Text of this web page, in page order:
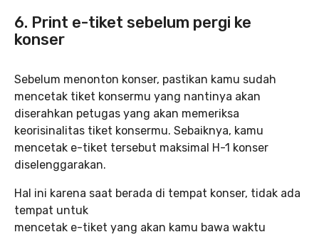
6. Print e-tiket sebelum pergi ke
konser
Sebelum menonton konser, pastikan kamu sudah
mencetak tiket konsermu yang nantinya akan
diserahkan petugas yang akan memeriksa
keorisinalitas tiket konsermu. Sebaiknya, kamu
mencetak e-tiket tersebut maksimal H-1 konser
diselenggarakan.
Hal ini karena saat berada di tempat konser, tidak ada
tempat untuk
mencetak e-tiket yang akan kamu bawa waktu